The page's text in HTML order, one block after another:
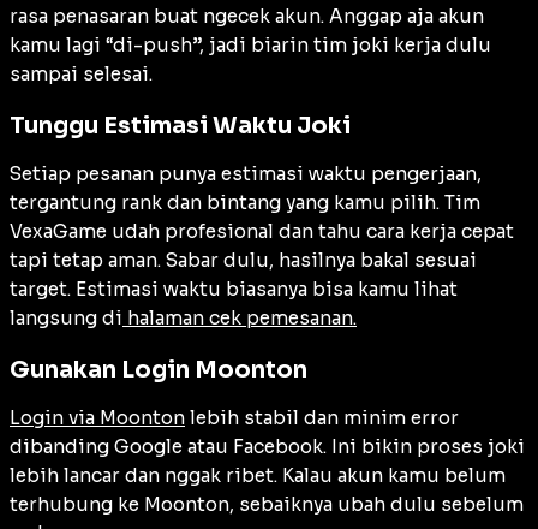
rasa penasaran buat ngecek akun. Anggap aja akun
kamu lagi “di-push”, jadi biarin tim joki kerja dulu
sampai selesai.
Tunggu Estimasi Waktu Joki
Setiap pesanan punya estimasi waktu pengerjaan,
tergantung rank dan bintang yang kamu pilih. Tim
VexaGame udah profesional dan tahu cara kerja cepat
tapi tetap aman. Sabar dulu, hasilnya bakal sesuai
target. Estimasi waktu biasanya bisa kamu lihat
langsung di halaman cek pemesanan.
Gunakan Login Moonton
Login via Moonton lebih stabil dan minim error
dibanding Google atau Facebook. Ini bikin proses joki
lebih lancar dan nggak ribet. Kalau akun kamu belum
terhubung ke Moonton, sebaiknya ubah dulu sebelum